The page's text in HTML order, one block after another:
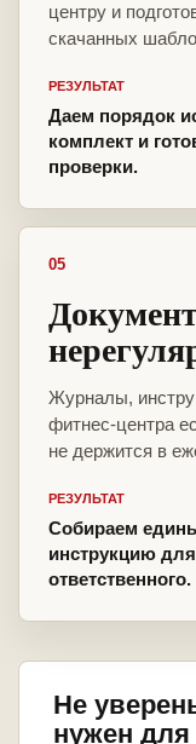
центру и
скачанных
РЕЗУЛЬТАТ
Даем порядок
комплект и
проверки.
05
Журналы,
фитнес-центра
не держится в
РЕЗУЛЬТАТ
Собираем
инструкцию
ответственного.
Не
нужен